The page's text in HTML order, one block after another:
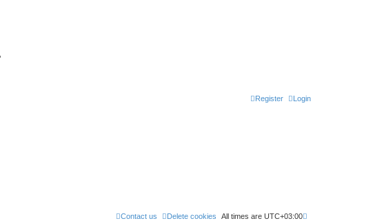
Login
Register
All times are UTC+03:00
Delete cookies
Contact us